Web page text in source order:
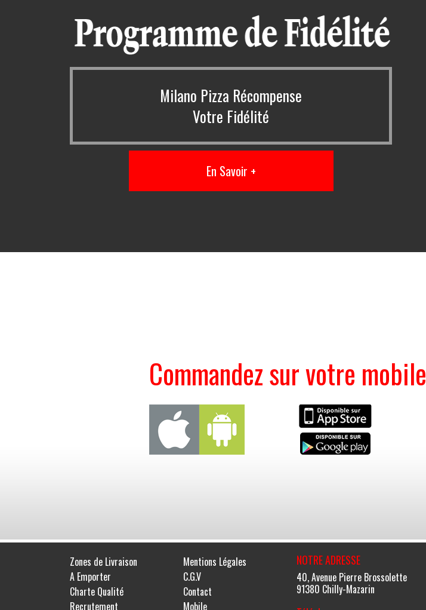
Milano Pizza Récompense
Votre Fidélité
Commandez sur votre mobile
Zones de Livraison
A Emporter
Charte Qualité
Recrutement
Mentions Légales
C.G.V
Contact
Mobile
NOTRE ADRESSE
40, Avenue Pierre Brossolette
91380 Chilly-Mazarin